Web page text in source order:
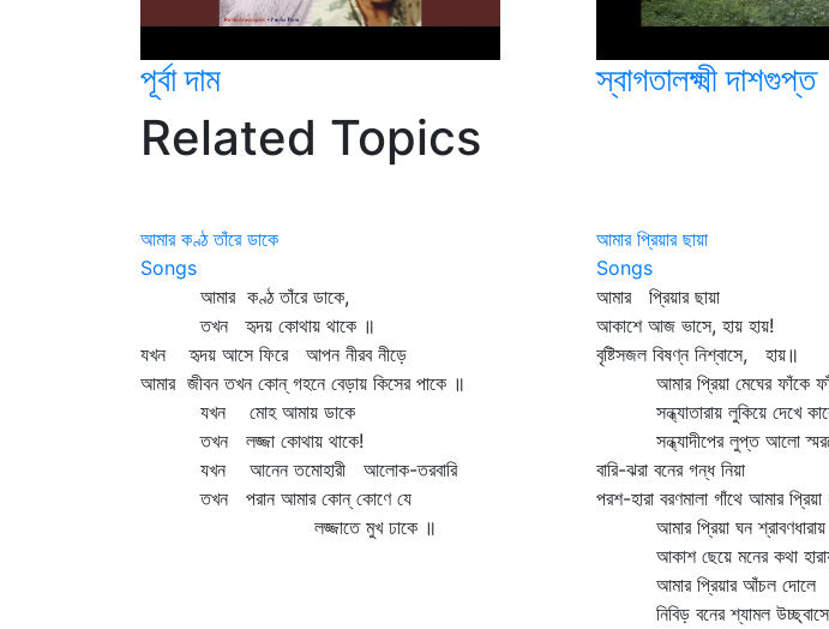
পূর্বা দাম স্বাগতালক্ষ্মী দাশগুপ্ত
Related Topics
আমার কণ্ঠ তাঁরে ডাকে
Songs
আমার কণ্ঠ তাঁরে ডাকে,
তখন হৃদয় কোথায় থাকে ॥
যখন হৃদয় আসে ফিরে আপন নীরব নীড়ে
আমার জীবন তখন কোন্‌ গহনে বেড়ায় কিসের পাকে ॥
যখন মোহ আমায় ডাকে
তখন লজ্জা কোথায় থাকে!
যখন আনেন তমোহারী আলোক-তরবারি
তখন পরান আমার কোন্‌ কোণে যে
লজ্জাতে মুখ ঢাকে ॥
আমার প্রিয়ার ছায়া
Songs
আমার প্রিয়ার ছায়া
আকাশে আজ ভাসে, হায় হায়!
বৃষ্টিসজল বিষণ্ন নিশ্বাসে, হায়॥
আমার প্রিয়া মেঘের ফাঁকে
সন্ধ্যাতারায় লুকিয়ে দেখে
সন্ধ্যাদীপের লুপ্ত আলো
বারি-ঝরা বনের গন্ধ নিয়া
পরশ-হারা বরণমালা গাঁথে আমার প্রিয়া।
আমার প্রিয়া ঘন শ্রাবণধারায়
আকাশ ছেয়ে মনের কথা
আমার প্রিয়ার আঁচল দোলে
নিবিড় বনের শ্যামল